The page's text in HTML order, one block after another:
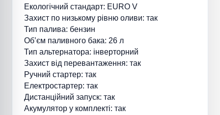
Екологічний стандарт: EURO V
Захист по низькому рівню оливи: так
Тип палива: бензин
Об’єм паливного бака: 26 л
Тип альтернатора: інверторний
Захист від перевантаження: так
Ручний стартер: так
Електростартер: так
Дистанційний запуск: так
Акумулятор у комплекті: так